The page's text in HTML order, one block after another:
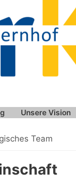
Unsere Vision
Team